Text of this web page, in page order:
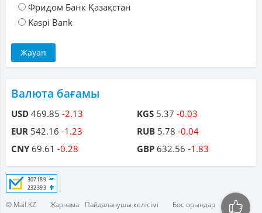
Фридом Банк Қазақстан
Kaspi Bank
Валюта бағамы
USD 469.85 -2.13
EUR 542.16 -1.23
CNY69.61 -0.28
KGS 5.37 -0.03
RUB 5.78 -0.04
GBP 632.56 -1.83
© Mail.KZ Жарнама Пайдаланушы келісімі Бос орындар